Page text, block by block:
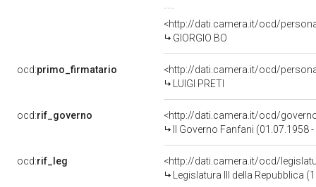
<http://dati.camera.it/ocd/
GIORGIO BO
ocd:primo_firmatario
<http://dati.camera.it/ocd/
LUIGI PRETI
ocd:rif_governo
<http://dati.camera.it/ocd/
II Governo Fanfani (01.07.1958
ocd:rif_leg
<http://dati.camera.it/ocd/
Legislatura III della Repubblica